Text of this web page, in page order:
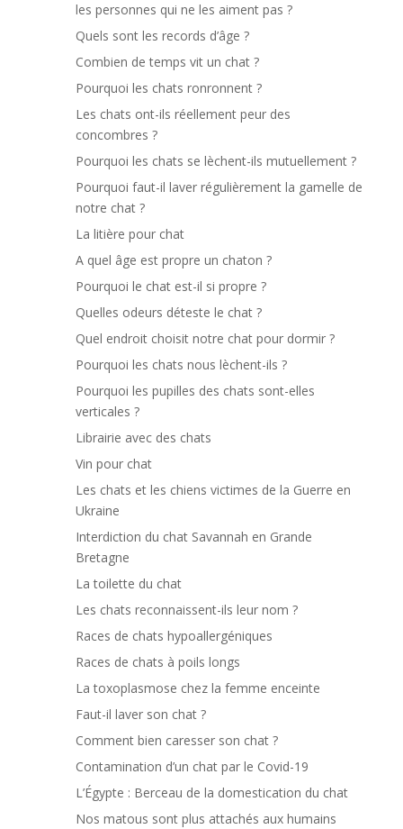
les personnes qui ne les aiment pas ?
Quels sont les records d’âge ?
Combien de temps vit un chat ?
Pourquoi les chats ronronnent ?
Les chats ont-ils réellement peur des
concombres ?
Pourquoi les chats se lèchent-ils mutuellement ?
Pourquoi faut-il laver régulièrement la gamelle de
notre chat ?
La litière pour chat
A quel âge est propre un chaton ?
Pourquoi le chat est-il si propre ?
Quelles odeurs déteste le chat ?
Quel endroit choisit notre chat pour dormir ?
Pourquoi les chats nous lèchent-ils ?
Pourquoi les pupilles des chats sont-elles
verticales ?
Librairie avec des chats
Vin pour chat
Les chats et les chiens victimes de la Guerre en
Ukraine
Interdiction du chat Savannah en Grande
Bretagne
La toilette du chat
Les chats reconnaissent-ils leur nom ?
Races de chats hypoallergéniques
Races de chats à poils longs
La toxoplasmose chez la femme enceinte
Faut-il laver son chat ?
Comment bien caresser son chat ?
Contamination d’un chat par le Covid-19
L’Égypte : Berceau de la domestication du chat
Nos matous sont plus attachés aux humains